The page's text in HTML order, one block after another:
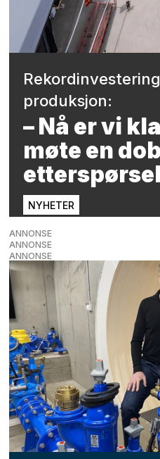
produksjon:
– Nå er vi
møte en
NYHETER
ANNONSE
ANNONSE
ANNONSE